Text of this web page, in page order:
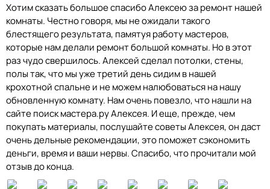
Хотим сказать большое спасибо Алексею за ремонт нашей
комнаты. Честно говоря, мы не ожидали такого
блестящего результата, памятуя работу мастеров,
которые нам делали ремонт большой комнаты. Но в этот
раз чудо свершилось. Алексей сделал потолки, стены,
полы так, что мы уже третий день сидим в нашей
крохотной спальне и не можем налюбоваться на нашу
обновленную комнату. Нам очень повезло, что нашли на
сайте поиск мастера.ру Алексея. И еще, прежде, чем
покупать материалы, послушайте советы Алексея, он даст
очень дельные рекомендации, это поможет сэкономить
деньги, время и ваши нервы. Спасибо, что прочитали мой
отзыв до конца.